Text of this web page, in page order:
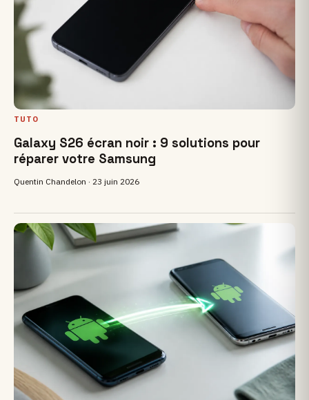
TUTO
Galaxy S26 écran noir : 9 solutions pour
réparer votre Samsung
Quentin Chandelon · 23 juin 2026